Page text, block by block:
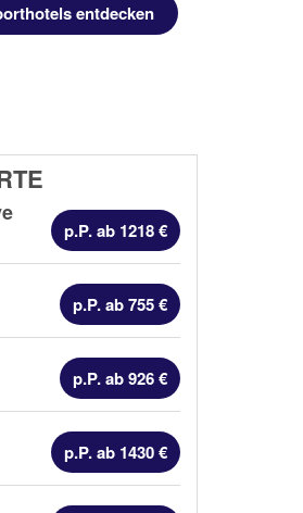
entdecken
Kategorien
p.P. ab 1218 €
Kategorienp.P. ab 755 €
Kategorienp.P. ab 926 €
Kategorien
p.P. ab 1430 €